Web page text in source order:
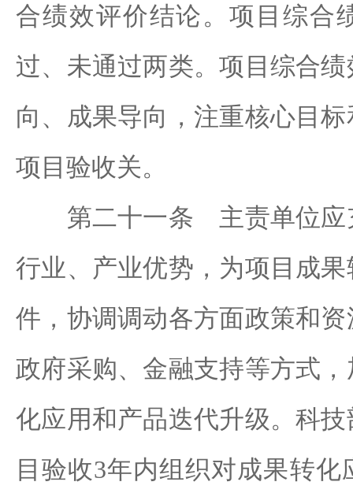
合绩效评价结论。项目综合
过、未通过两类。项目综合
向、成果导向，注重核心目
项目验收关。
第二十一条 主责单位应
行业、产业优势，为项目成
件，协调调动各方面政策和
政府采购、金融支持等方式
化应用和产品迭代升级。科
目验收3年内组织对成果转